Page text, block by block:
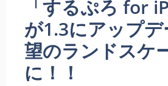
「するぷろ for
が1.3にアップ
望のランドスケ
に！！